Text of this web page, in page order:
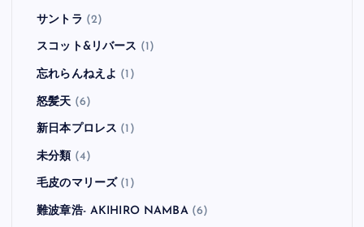
サントラ (2)
スコット&リバース (1)
忘れらんねえよ (1)
怒髪天 (6)
新日本プロレス (1)
未分類 (4)
毛皮のマリーズ (1)
難波章浩- AKIHIRO NAMBA(6)